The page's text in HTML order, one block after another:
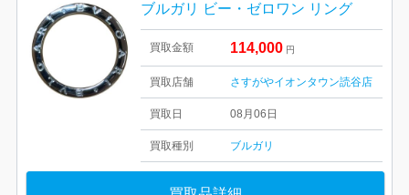
ブルガリ ビー・ゼロワン リング
買取金額 114,000 円
買取店舗 さすがやイオンタウン読谷店
買取日 08月06日
買取種別 ブルガリ